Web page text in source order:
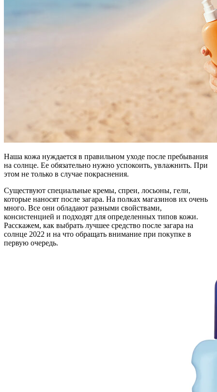
Наша кожа нуждается в правильном уходе после пребывания
на солнце. Ее обязательно нужно успокоить, увлажнить. При
этом не только в случае покраснения.
Существуют специальные кремы, спреи, лосьоны, гели,
которые наносят после загара. На полках магазинов их очень
много. Все они обладают разными свойствами,
консистенцией и подходят для определенных типов кожи.
Расскажем, как выбрать лучшее средство после загара на
солнце 2022 и на что обращать внимание при покупке в
первую очередь.